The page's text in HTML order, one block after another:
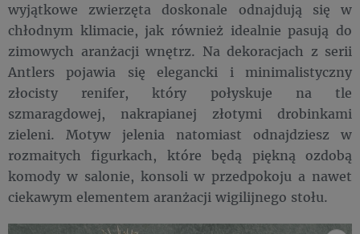
wyjątkowe zwierzęta doskonale odnajdują się w
chłodnym klimacie, jak również idealnie pasują do
zimowych aranżacji wnętrz. Na dekoracjach z serii
Antlers pojawia się elegancki i minimalistyczny
złocisty renifer, który połyskuje na tle
szmaragdowej, nakrapianej złotymi drobinkami
zieleni. Motyw jelenia natomiast odnajdziesz w
rozmaitych figurkach, które będą piękną ozdobą
komody w salonie, konsoli w przedpokoju a nawet
ciekawym elementem aranżacji wigilijnego stołu.